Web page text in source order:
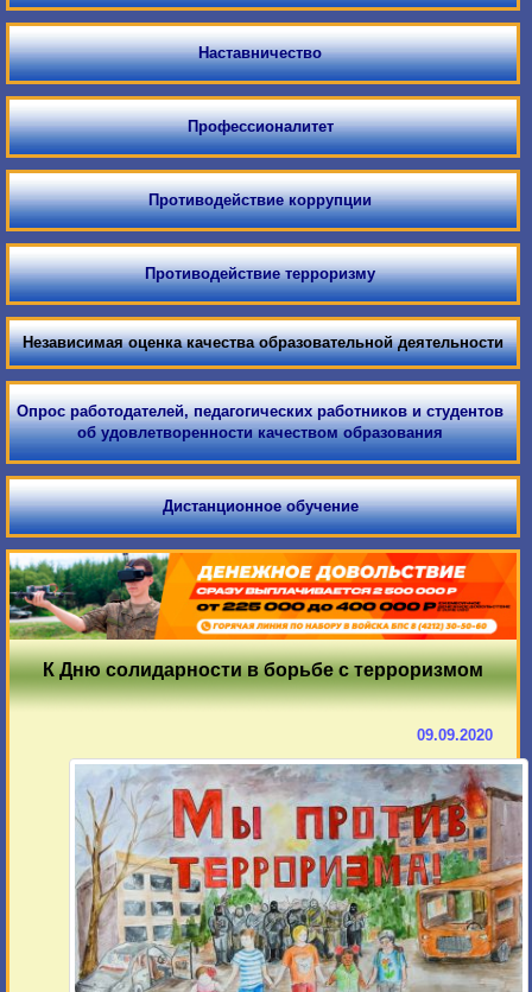
Наставничество
Профессионалитет
Противодействие коррупции
Противодействие терроризму
Независимая оценка качества образовательной деятельности
Опрос работодателей, педагогических работников и студентов
об удовлетворенности качеством образования
Дистанционное обучение
К Дню солидарности в борьбе с терроризмом
09.09.2020